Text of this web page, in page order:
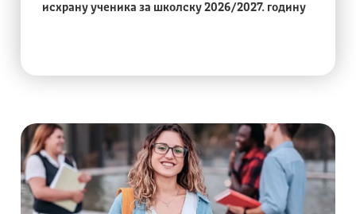
исхрану ученика за школску 2026/2027. годину